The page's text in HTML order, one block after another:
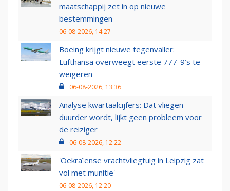
maatschappij zet in op nieuwe
bestemmingen
06-08-2026, 14:27
Boeing krijgt nieuwe tegenvaller:
Lufthansa overweegt eerste 777-9’s te
weigeren
06-08-2026, 13:36
Analyse kwartaalcijfers: Dat vliegen
duurder wordt, lijkt geen probleem voor
de reiziger
06-08-2026, 12:22
'Oekraïense vrachtvliegtuig in Leipzig zat
vol met munitie'
06-08-2026, 12:20